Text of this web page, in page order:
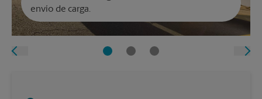
envío de carga.